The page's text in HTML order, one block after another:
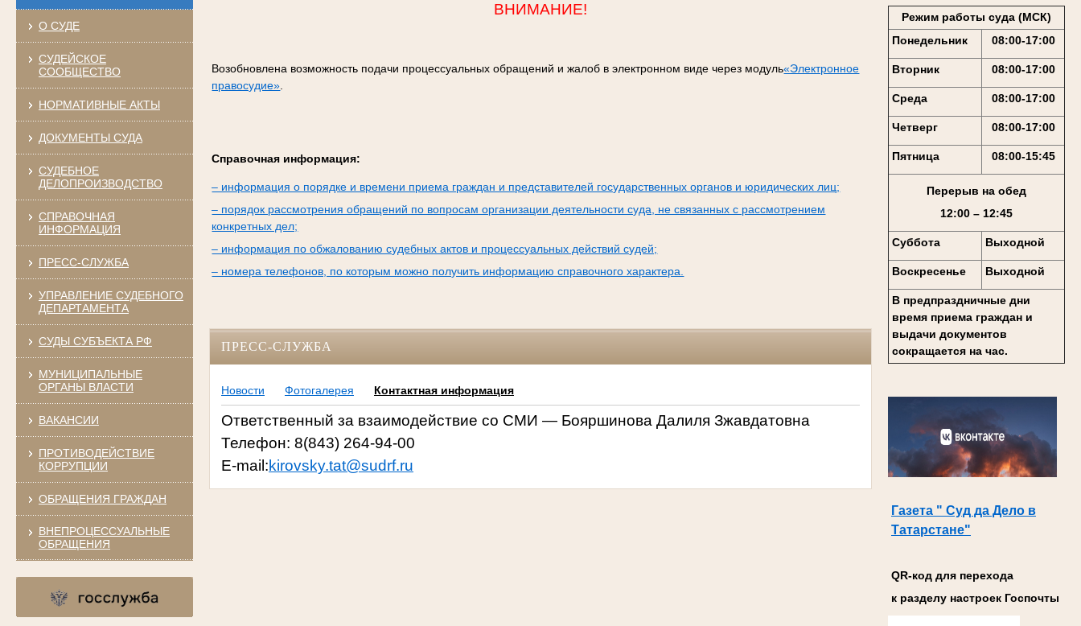
О СУДЕ
СУДЕЙСКОЕ
СООБЩЕСТВО
НОРМАТИВНЫЕ АКТЫ
ДОКУМЕНТЫ СУДА
СУДЕБНОЕ
ДЕЛОПРОИЗВОДСТВО
СПРАВОЧНАЯ
ИНФОРМАЦИЯ
ПРЕСС-СЛУЖБА
УПРАВЛЕНИЕ СУДЕБНОГО
ДЕПАРТАМЕНТА
СУДЫ СУБЪЕКТА РФ
МУНИЦИПАЛЬНЫЕ
ОРГАНЫ ВЛАСТИ
ВАКАНСИИ
ПРОТИВОДЕЙСТВИЕ
КОРРУПЦИИ
ОБРАЩЕНИЯ ГРАЖДАН
ВНЕПРОЦЕССУАЛЬНЫЕ
ОБРАЩЕНИЯ
Режим работы суда (МСК)
Понедельник
08:00-17:00
Вторник 08:00-17:00
Среда 08:00-17:00
Четверг 08:00-17:00
Пятница 08:00-15:45
Перерыв на обед
12:00 – 12:45
Суббота Выходной
Воскресенье Выходной
В предпраздничные дни
время приема граждан и
выдачи документов
сокращается на час.
Газета " Суд да Дело в
Татарстане"
QR-код для перехода
к разделу настроек Госпочты
ВНИМАНИЕ!
Возобновлена возможность подачи процессуальных обращений и жалоб в электронном виде через модуль«Электронное
правосудие».
Справочная информация:
– информация о порядке и времени приема граждан и представителей государственных органов и юридических лиц;
– порядок рассмотрения обращений по вопросам организации деятельности суда, не связанных с рассмотрением
конкретных дел;
– информация по обжалованию судебных актов и процессуальных действий судей;
– номера телефонов, по которым можно получить информацию справочного характера.
ПРЕСС-СЛУЖБА
Новости Фотогалерея Контактная информация
Ответственный за взаимодействие со СМИ — Бояршинова Далиля Зжавдатовна
Телефон: 8(843) 264-94-00
E-mail:kirovsky.tat@sudrf.ru